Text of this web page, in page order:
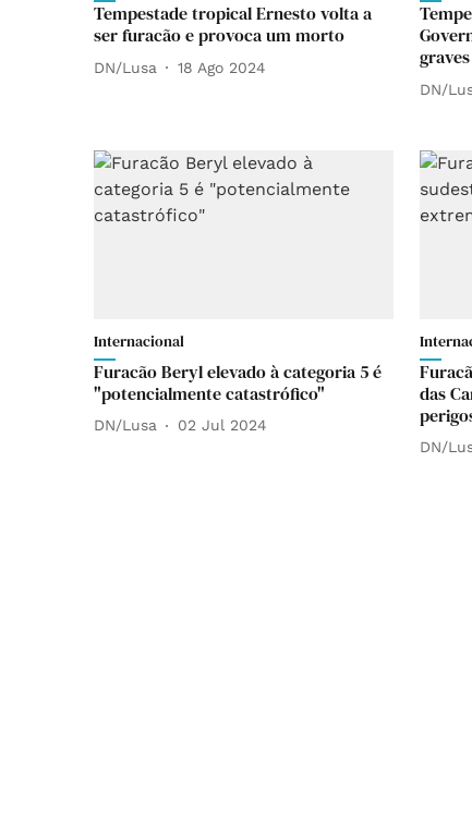
Tempestade tropical Ernesto volta a
ser furacão e provoca um morto
DN/Lusa 18 Ago 2024
DN/
Internacional
Furacão Beryl elevado à categoria 5 é
"potencialmente catastrófico"
DN/Lusa 02 Jul 2024
das
DN/